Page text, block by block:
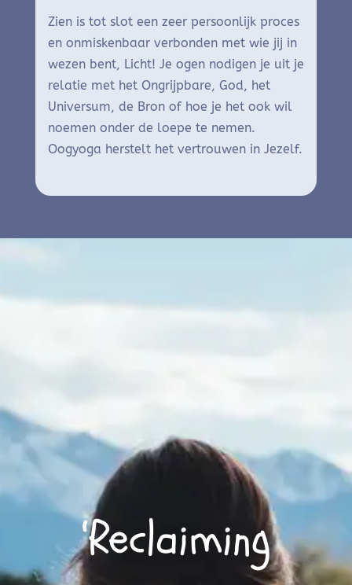
Zien is tot slot een zeer persoonlijk proces
en onmiskenbaar verbonden met wie jij in
wezen bent, Licht! Je ogen nodigen je uit je
relatie met het Ongrijpbare, God, het
Universum, de Bron of hoe je het ook wil
noemen onder de loepe te nemen.
Oogyoga herstelt het vertrouwen in Jezelf.
‘Reclaiming